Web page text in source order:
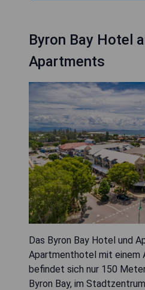
Byron Bay Hotel
Apartments
Das Byron Bay Hotel und
Apartmenthotel mit einem
befindet sich nur 150
Byron Bay, im